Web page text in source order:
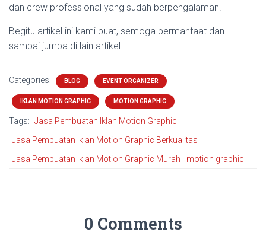
dan crew professional yang sudah berpengalaman.
Begitu artikel ini kami buat, semoga bermanfaat dan
sampai jumpa di lain artikel
Categories: BLOG EVENT ORGANIZER
IKLAN MOTION GRAPHIC MOTION GRAPHIC
Tags: Jasa Pembuatan Iklan Motion Graphic
Jasa Pembuatan Iklan Motion Graphic Berkualitas
Jasa Pembuatan Iklan Motion Graphic Murah
motion graphic
0 Comments